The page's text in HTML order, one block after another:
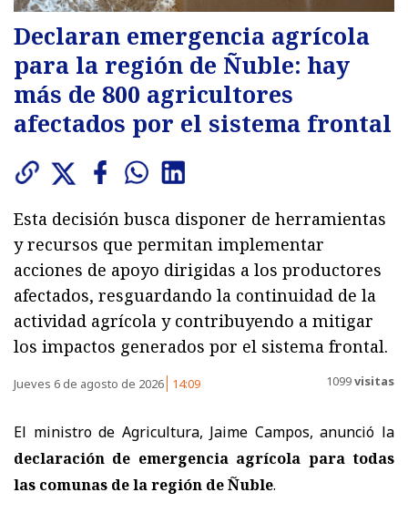
Declaran emergencia agrícola
para la región de Ñuble: hay
más de 800 agricultores
afectados por el sistema frontal
Esta decisión busca disponer de herramientas
y recursos que permitan implementar
acciones de apoyo dirigidas a los productores
afectados, resguardando la continuidad de la
actividad agrícola y contribuyendo a mitigar
los impactos generados por el sistema frontal.
Jueves 6 de agosto de 2026 14:09 1099visitas
El ministro de Agricultura, Jaime Campos, anunció la
declaración de emergencia agrícola para todas
las comunas de la región de Ñuble.